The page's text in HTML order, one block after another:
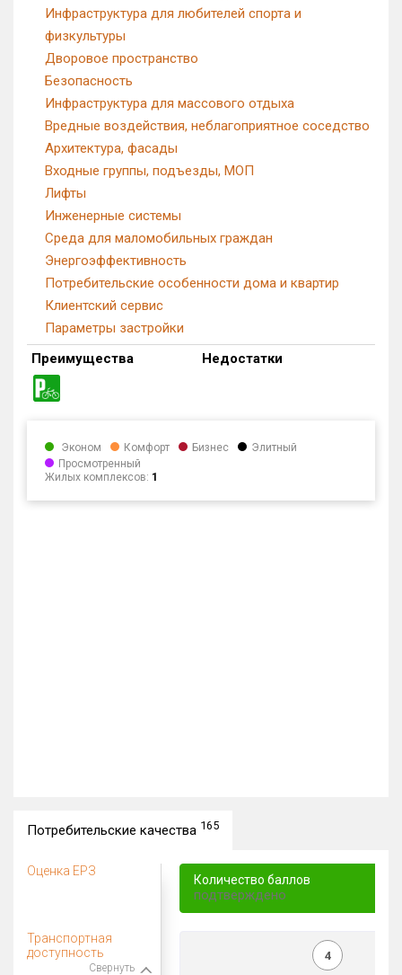
Инфраструктура для любителей спорта и
физкультуры
Дворовое пространство
Безопасность
Инфраструктура для массового отдыха
Вредные воздействия, неблагоприятное соседство
Архитектура, фасады
Входные группы, подъезды, МОП
Лифты
Инженерные системы
Среда для маломобильных граждан
Энергоэффективность
Потребительские особенности дома и квартир
Клиентский сервис
Параметры застройки
Преимущества
Недостатки
Эконом Комфорт Бизнес
Элитный
Просмотренный
Жилых комплексов: 1
Потребительские качества 165
Оценка ЕРЗ
Количество баллов
подтверждено
Транспортная
доступность
Свернуть
4